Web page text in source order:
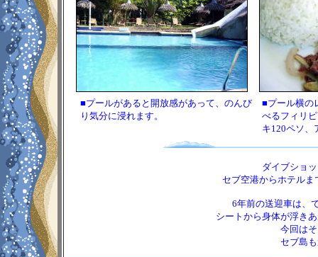
■プールがあると開放感があって、のんび
り気分に浸れます。
■プール横の
べるフィリ
キ120ペソ、
ダイブショ
セブ空港からホテル
6年前の送迎車は、
シートから身体が浮き
今回は
セブ島も